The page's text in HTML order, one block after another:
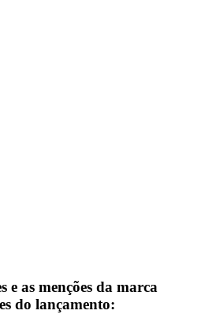
e as menções da marca
do lançamento: